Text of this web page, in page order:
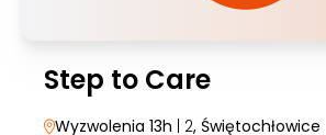
Step to Care
Wyzwolenia 13h | 2, Świętochłowice